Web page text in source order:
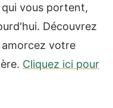
vous portent,
Découvrez
votre
Cliquez ici pour